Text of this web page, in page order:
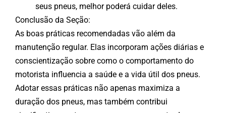
seus pneus, melhor poderá cuidar deles.
Conclusão da Seção:
As boas práticas recomendadas vão além da
manutenção regular. Elas incorporam ações diárias e
conscientização sobre como o comportamento do
motorista influencia a saúde e a vida útil dos pneus.
Adotar essas práticas não apenas maximiza a
duração dos pneus, mas também contribui